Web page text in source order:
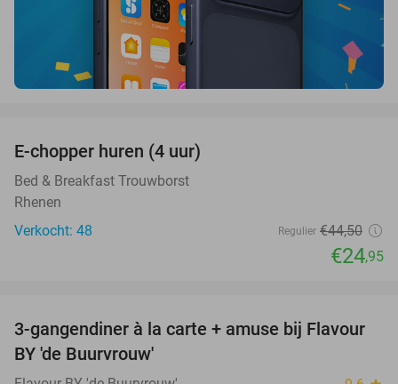
E-chopper huren (4 uur)
Bed & Breakfast Trouwborst
Rhenen
Verkocht: 48
Regulier €44,50
€24,95
38%
3-gangendiner à la carte + amuse bij Flavour
BY 'de Buurvrouw'